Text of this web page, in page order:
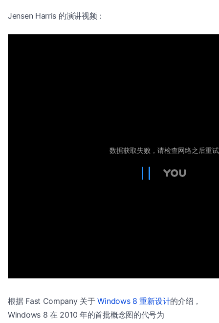
Jensen Harris 的演讲视频：
根据 Fast Company 关于Windows 8 重新设计的介绍，
Windows 8 在 2010 年的首批概念图的代号为